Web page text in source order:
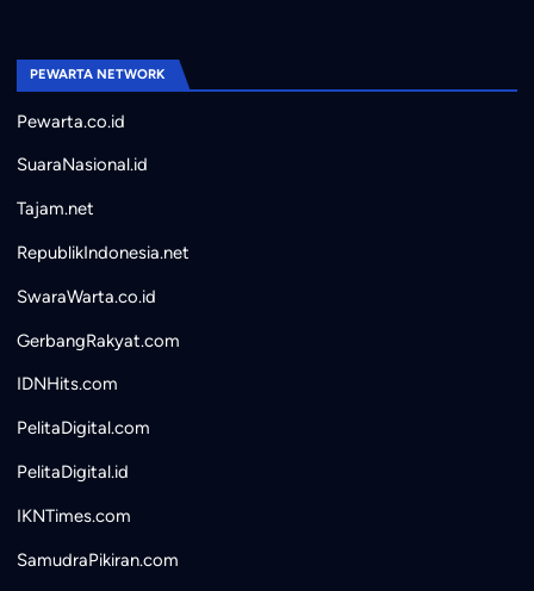
PEWARTA NETWORK
Pewarta.co.id
SuaraNasional.id
Tajam.net
RepublikIndonesia.net
SwaraWarta.co.id
GerbangRakyat.com
IDNHits.com
PelitaDigital.com
PelitaDigital.id
IKNTimes.com
SamudraPikiran.com